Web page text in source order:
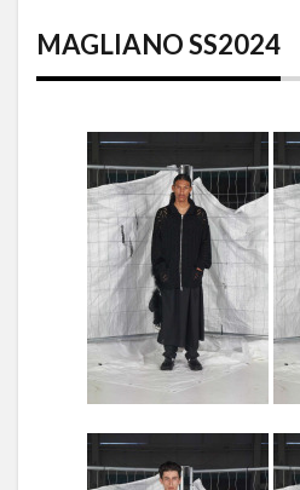
MAGLIANO SS2024